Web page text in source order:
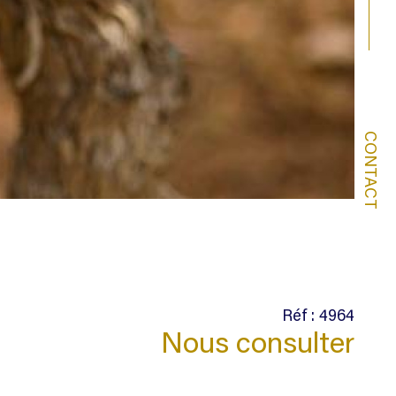
CONTACT
Réf : 4964
Nous consulter